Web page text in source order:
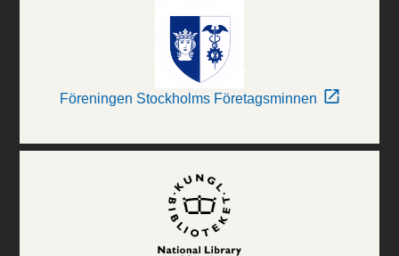
Föreningen Stockholms Företagsminnen